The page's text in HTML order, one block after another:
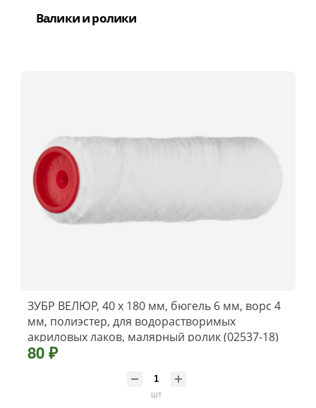
Валики и ролики
ЗУБР ВЕЛЮР, 40 х 180 мм, бюгель 6 мм, ворс 4
мм, полиэстер, для водорастворимых
акриловых лаков, малярный ролик (02537-18)
80 ₽
шт